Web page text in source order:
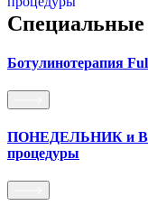
Специальные
Ботулинотерапия
ПОНЕДЕЛЬНИК и
процедуры